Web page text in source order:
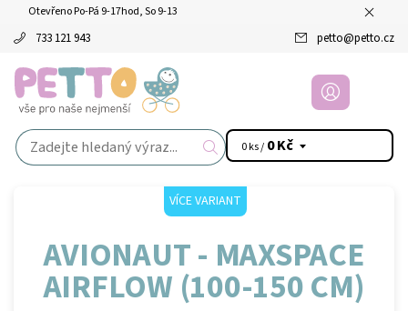
Otevřeno Po-Pá 9-17hod, So 9-13
733 121 943 petto@petto.cz
0 ks / 0 Kč
VÍCE VARIANT
AVIONAUT - MAXSPACE
AIRFLOW (100-150 CM)